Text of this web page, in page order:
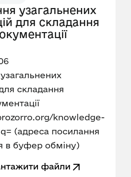
узагальнених
для складання
складання
knowledge-
(адреса посилання
в буфер обміну)
файли